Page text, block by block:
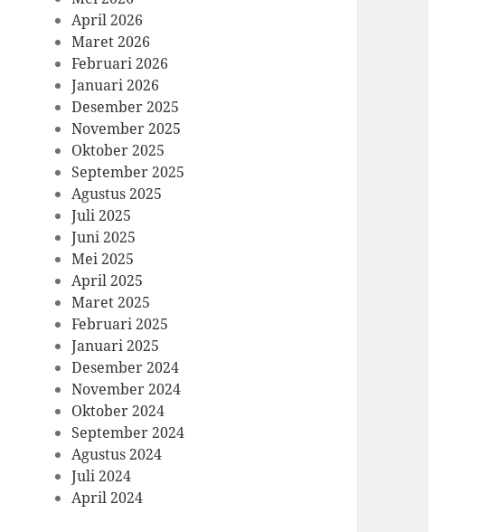
April 2026
Maret 2026
Februari 2026
Januari 2026
Desember 2025
November 2025
Oktober 2025
September 2025
Agustus 2025
Juli 2025
Juni 2025
Mei 2025
April 2025
Maret 2025
Februari 2025
Januari 2025
Desember 2024
November 2024
Oktober 2024
September 2024
Agustus 2024
Juli 2024
April 2024